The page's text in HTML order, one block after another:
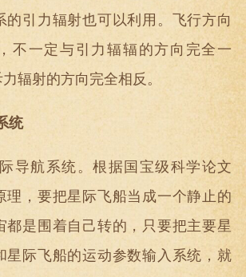
的引力辐射也可以利用。飞行方向
不一定与引力辐辐的方向完全一
辐射的方向完全相反。
统
导航系统。根据国宝级科学论文
理，要把星际飞船当成一个静止的
都是围着自己转的，只要把主要星
星际飞船的运动参数输入系统，就